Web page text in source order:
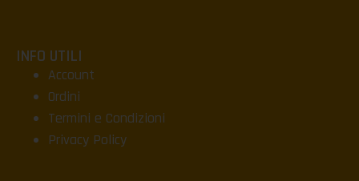
INFO UTILI
Account
Ordini
Termini e Condizioni
Privacy Policy